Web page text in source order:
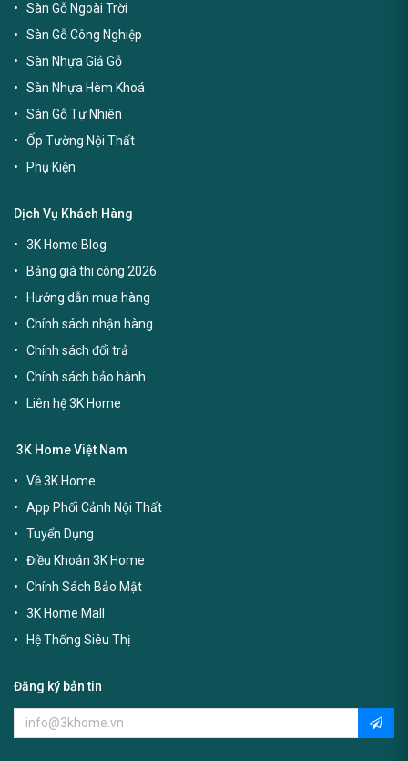
Sàn Gỗ Ngoài Trời
Sàn Gỗ Công Nghiệp
Sàn Nhựa Giả Gỗ
Sàn Nhựa Hèm Khoá
Sàn Gỗ Tự Nhiên
Ốp Tường Nội Thất
Phụ Kiện
Dịch Vụ Khách Hàng
3K Home Blog
Bảng giá thi công 2026
Hướng dẫn mua hàng
Chính sách nhận hàng
Chính sách đổi trả
Chính sách bảo hành
Liên hệ 3K Home
3K Home Việt Nam
Về 3K Home
App Phối Cảnh Nội Thất
Tuyển Dụng
Điều Khoản 3K Home
Chính Sách Bảo Mật
3K Home Mall
Hệ Thống Siêu Thị
Đăng ký bản tin